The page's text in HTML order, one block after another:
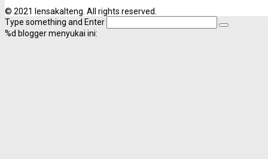
© 2021 lensakalteng. All rights reserved.
Type something and Enter
%d blogger menyukai ini: